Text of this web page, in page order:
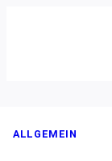
ALLGEMEIN